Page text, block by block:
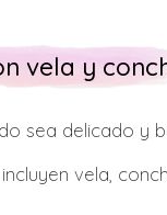
vela y
sea delicado y
vela,